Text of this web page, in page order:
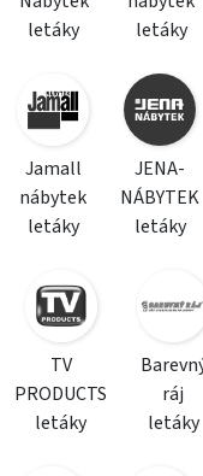
letáky
letáky
Jamall
nábytek
letáky
JENA-
NÁBYTEK
letáky
TV
PRODUCTS
letáky
ráj
letáky